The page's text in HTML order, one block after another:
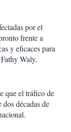
por el
frente a
y eficaces para
Waly,
que el tráfico de
dos décadas de